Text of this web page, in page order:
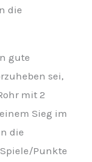
die
gute
sei,
mit 2
Sieg im
die
Punkte